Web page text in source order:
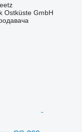
Ostküste GmbH